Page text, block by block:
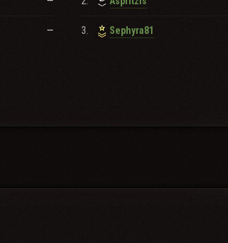
— 3. Sephyra81